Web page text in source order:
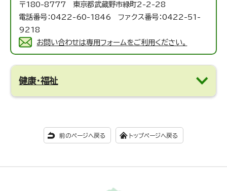
〒180-8777 東京都武蔵野市緑町2-2-28
電話番号：0422-60-1846 ファクス番号：0422-51-
9218
お問い合わせは専用フォームをご利用ください。
健康・福祉
前のページへ戻る トップページへ戻る